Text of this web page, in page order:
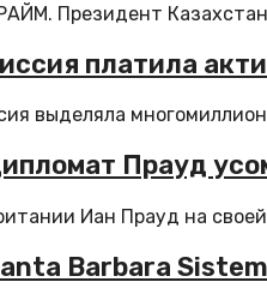
Президент
платила
выделяла
Прауд
Иан Прауд на
Barbara